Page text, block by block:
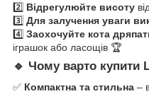
2️⃣ Відрегулюйте висоту
3️⃣ Для залучення уваги
4️⃣ Заохочуйте кота
іграшок або ласощів 🏆
🔹 Чому варто купити
✅ Компактна та стильна –